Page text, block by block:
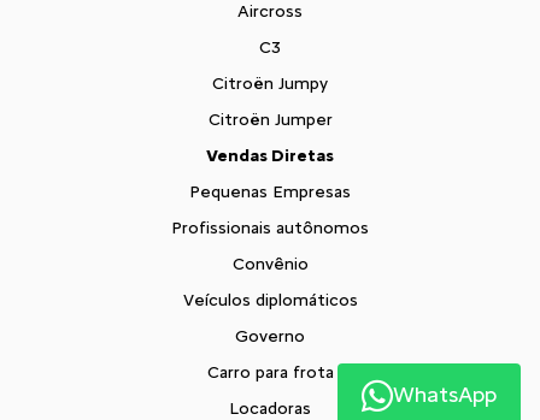
Aircross
C3
Citroën Jumpy
Citroën Jumper
Vendas Diretas
Pequenas Empresas
Profissionais autônomos
Convênio
Veículos diplomáticos
Governo
Carro para frota
Locadoras
WhatsApp